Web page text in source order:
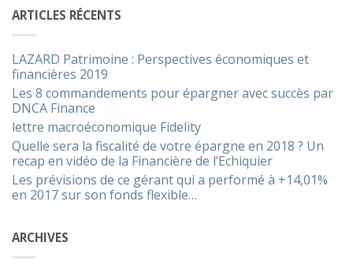
ARTICLES RÉCENTS
LAZARD Patrimoine : Perspectives économiques et
financières 2019
Les 8 commandements pour épargner avec succès par
DNCA Finance
lettre macroéconomique Fidelity
Quelle sera la fiscalité de votre épargne en 2018 ? Un
recap en vidéo de la Financière de l’Echiquier
Les prévisions de ce gérant qui a performé à +14,01%
en 2017 sur son fonds flexible…
ARCHIVES